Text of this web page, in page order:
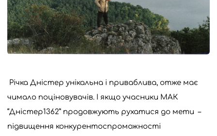
Річка Дністер унікальна і приваблива, отже має
чимало поціновувачів. І якщо учасники МАК
“Дністер1362” продовжують рухатися до мети –
підвищення конкурентоспроможності